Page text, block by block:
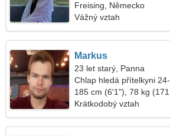
Freising, Německo
Vážný vztah
Markus
23 let starý, Panna
Chlap hledá přítelkyni 24-
185 cm (6'1"), 78 kg
Krátkodobý vztah